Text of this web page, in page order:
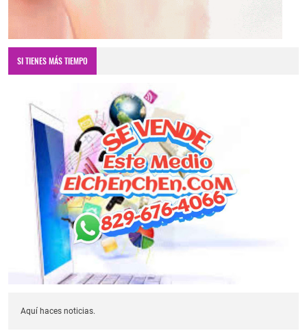
SI TIENES MÁS TIEMPO
Aquí haces noticias.